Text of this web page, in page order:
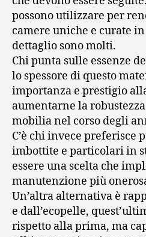
possono utilizzare per
camere uniche e curate
dettaglio sono molti.
Chi punta sulle essenze
lo spessore di questo
importanza e prestigio
aumentarne la
mobilia nel corso degli
C’è chi invece preferisce
imbottite e particolari in
essere una scelta che
manutenzione più
Un’altra alternativa è
e dall’ecopelle,
rispetto alla prima, ma